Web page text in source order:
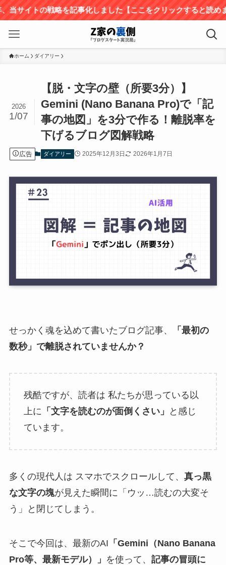
戦略を記事化しました【ここをクリックすると読めます】
ホーム ダイアリー
【脱・文字の壁（所要3分）】
Gemini (Nano Banana Pro)で「記
事の地図」を3分で作る！離脱率を
下げるブログ図解戦略
2026
1/07
広告 ダイアリー 2025年12月3日 2026年1月7日
せっかく魂を込めて書いたブログ記事、
「最初の
数秒」で離脱されていませんか？
残酷ですが、読者は 私たちが思っている以
上に 「文字を読むのが面倒くさい」
と感じ
ています。
多くの現代人は スマホでスクロールして、 真っ黒
な文字の塊が見えた瞬間に「ウッ…読むの大変そ
う」と閉じてしまう。
そこで今回は、最新のAI 「Gemini（Nano Banana
Pro等、最新モデル）」 を使って、 記事の冒頭に